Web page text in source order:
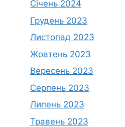
Січень 2024
Грудень 2023
Листопад 2023
Жовтень 2023
Вересень 2023
Серпень 2023
Липень 2023
Травень 2023